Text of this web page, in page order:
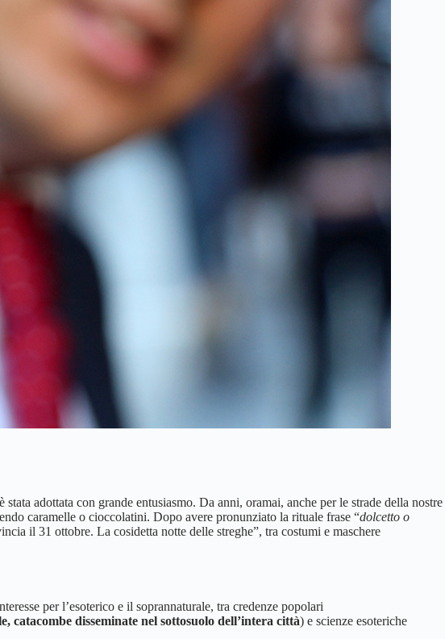
adottata con grande entusiasmo. Da anni, oramai, anche per le strade della nostre
caramelle o cioccolatini. Dopo avere pronunziato la rituale frase “dolcetto o
il 31 ottobre. La cosidetta notte delle streghe”, tra costumi e maschere
per l’esoterico e il soprannaturale, tra credenze popolari
disseminate nel sottosuolo dell’intera città) e scienze esoteriche